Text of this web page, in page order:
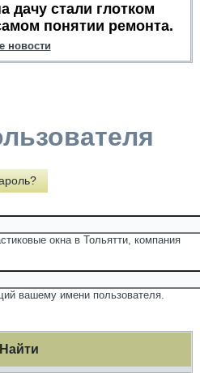
дачу стали глотком
понятии ремонта.
новости
окна в Тольятти, компания
вашему имени пользователя.
Найти